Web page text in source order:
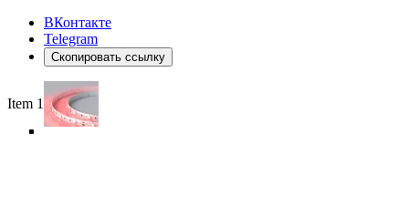
ВКонтакте
Telegram
Скопировать ссылку
Item 1 of 5